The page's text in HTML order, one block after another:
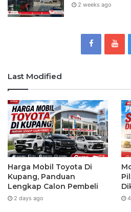
2 weeks ago
Last Modified
Harga Mobil Toyota Di
Kupang, Panduan
Lengkap Calon Pembeli
2 days ago